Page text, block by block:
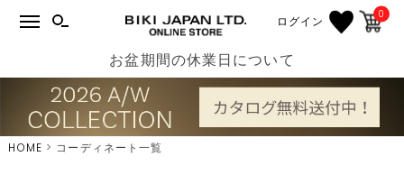
ログイン 0
お盆期間の休業日について
HOME コーディネート一覧